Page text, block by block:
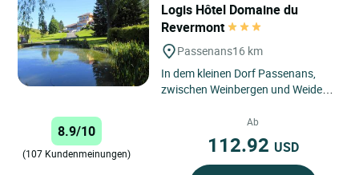
Logis Hôtel Domaine du
Revermont
Passenans16 km
In dem kleinen Dorf Passenans,
zwischen Weinbergen und Weiden,
Revermont. Dieses verträumte...
8.9/10
(107 Kundenmeinungen)
Ab
112.92 USD